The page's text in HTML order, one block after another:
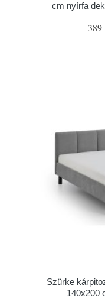
cm nyírfa
Szürke
140x200